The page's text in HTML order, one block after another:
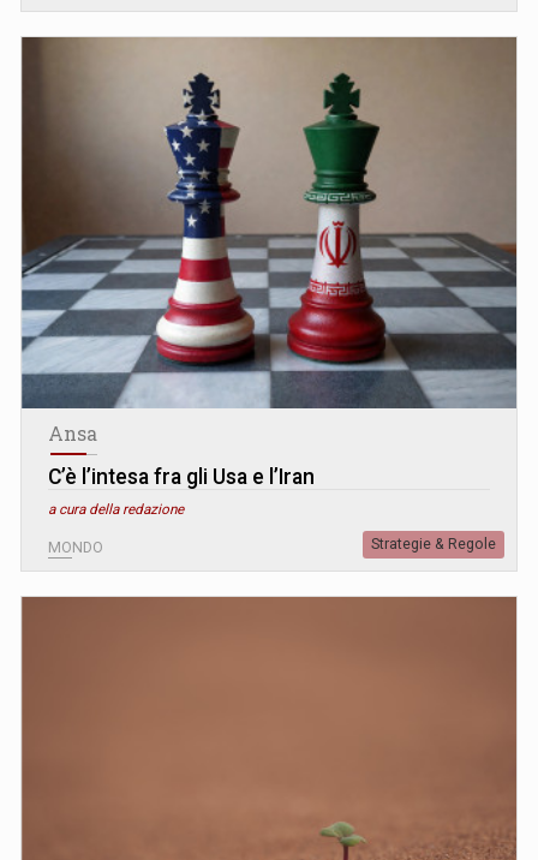
Ansa
C’è l’intesa fra gli Usa e l’Iran
a cura della redazione
MONDO Strategie & Regole